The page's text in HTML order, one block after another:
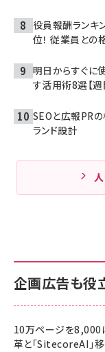
役員報酬ランキ
位！ 従業員との
明日からすぐ
す活用術8選【週
SEOと広報PR
ランド設計
企画広告も役
10万ページを8,000
革と「SitecoreAI」